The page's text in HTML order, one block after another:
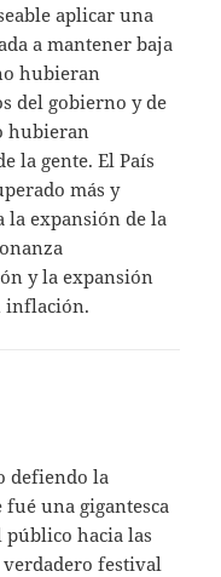
aplicar una
a mantener baja
hubieran
del gobierno y de
hubieran
la gente. El País
más y
expansión de la
y la expansión
inflación.
defiendo la
una gigantesca
hacia las
verdadero festival